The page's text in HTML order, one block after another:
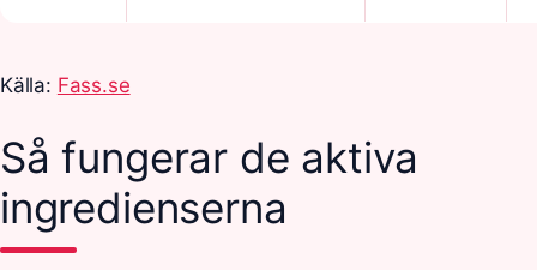
Källa: Fass.se
Så fungerar de aktiva
ingredienserna